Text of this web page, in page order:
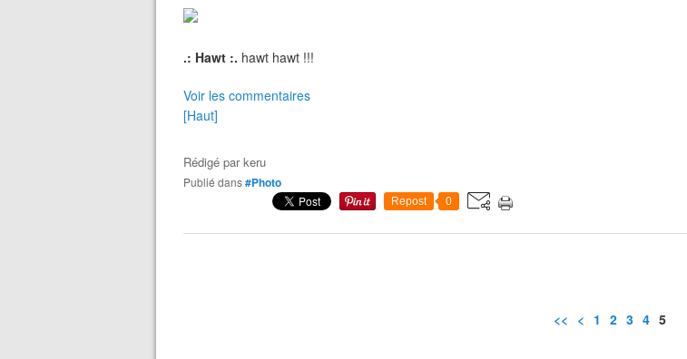
.: Hawt :. hawt hawt !!!
Voir les commentaires
[Haut]
Rédigé parkeru
Publié dans#Photo
Repost 0
<< < 1 2 3 4 5